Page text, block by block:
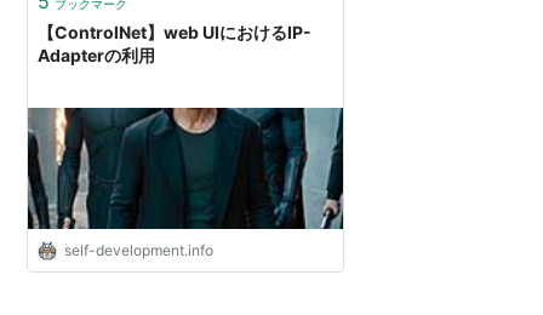
ブックマーク
【ControlNet】web UIにおけるIP-
Adapterの利用
self-development.info